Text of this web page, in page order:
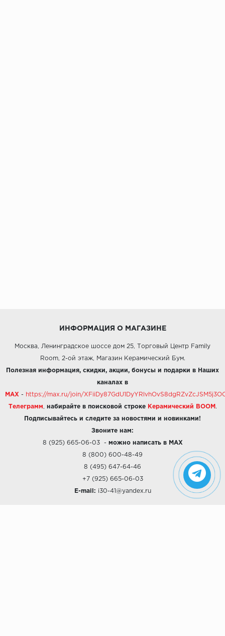
ИНФОРМАЦИЯ О МАГАЗИНЕ
Москва, Ленинградское шоссе дом 25, Торговый Центр Family
Room, 2-ой этаж, Магазин Керамический Бум.
Полезная информация, скидки, акции, бонусы и подарки в Наших
каналах в
MAX - https://max.ru/join/
Телеграмм набирайте в поисковой строке Керамический BOOM .
Подписывайтесь и следите за новостями и новинками!
Звоните нам:
8 (925) 665-06-03- можно написать в MAX
8 (800) 600-48-49
8 (495) 647-64-46
+7 (925) 665-06-03
E-mail: i30-41@yandex.ru